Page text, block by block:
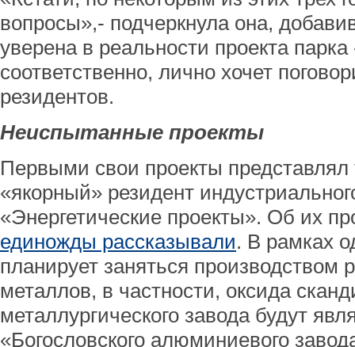
вопросы»,- подчеркнула она,
уверена в реальности проекта
соответственно, лично хочет
резидентов.
Неиспытанные проекты
Первыми свои проекты
«якорный» резидент
«Энергетические проекты». Об их
единожды рассказывали. В рамках
планирует заняться производством
металлов, в частности, оксида
металлургического завода будут
«Богословского алюминиевого